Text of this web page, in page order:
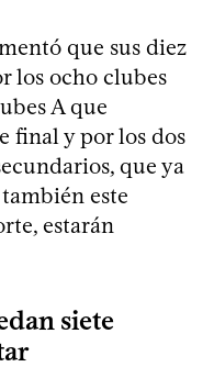
que sus diez
los ocho clubes
A que
final y por los dos
que ya
este
estarán
siete